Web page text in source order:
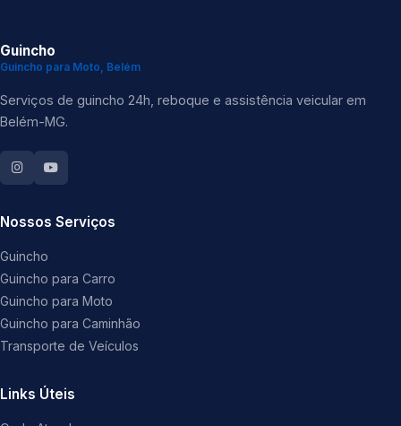
Guincho
Guincho para Moto, Belém
Serviços de guincho 24h, reboque e assistência veicular em
Belém-MG.
Nossos Serviços
Guincho
Guincho para Carro
Guincho para Moto
Guincho para Caminhão
Transporte de Veículos
Links Úteis